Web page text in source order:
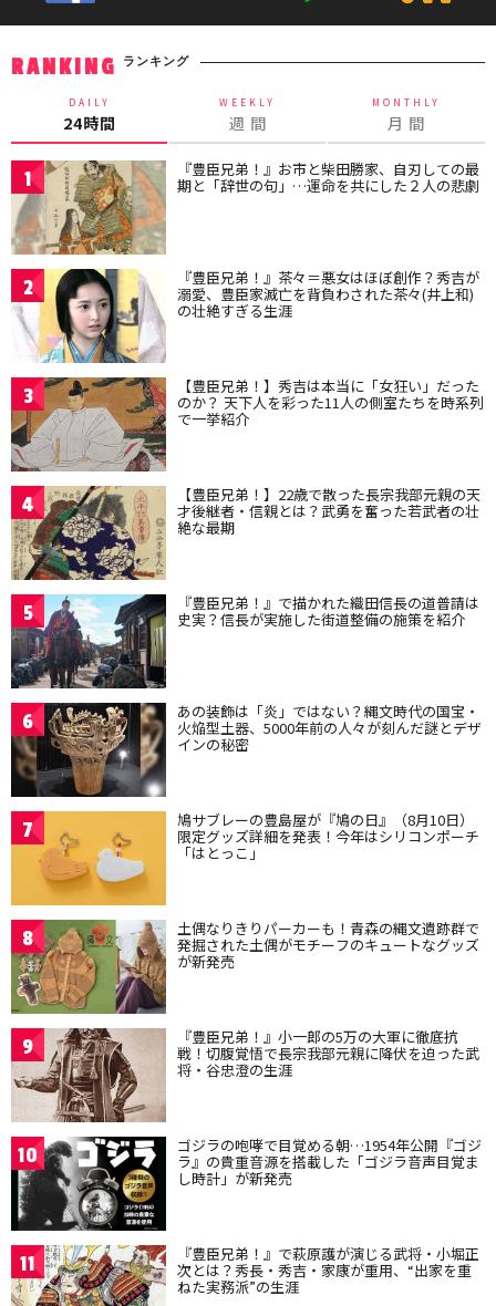
RANKING ランキング
DAILY
24時間
WEEKLY
週 間
MONTHLY
月 間
1 『豊臣兄弟！』お市と柴田勝家、自刃しての最
期と「辞世の句」…運命を共にした２人の悲劇
2 『豊臣兄弟！』茶々＝悪女はほぼ創作？秀吉が
溺愛、豊臣家滅亡を背負わされた茶々(井上和)
の壮絶すぎる生涯
3 【豊臣兄弟！】秀吉は本当に「女狂い」だった
のか？ 天下人を彩った11人の側室たちを時系列
で一挙紹介
4 【豊臣兄弟！】22歳で散った長宗我部元親の天
才後継者・信親とは？武勇を奮った若武者の壮
絶な最期
5 『豊臣兄弟！』で描かれた織田信長の道普請は
史実？信長が実施した街道整備の施策を紹介
6 あの装飾は「炎」ではない？縄文時代の国宝・
火焔型土器、5000年前の人々が刻んだ謎とデザ
インの秘密
7 鳩サブレーの豊島屋が『鳩の日』（8月10日）
限定グッズ詳細を発表！今年はシリコンポーチ
「はとっこ」
8 土偶なりきりパーカーも！青森の縄文遺跡群で
発掘された土偶がモチーフのキュートなグッズ
が新発売
9 『豊臣兄弟！』小一郎の5万の大軍に徹底抗
戦！切腹覚悟で長宗我部元親に降伏を迫った武
将・谷忠澄の生涯
10 ゴジラの咆哮で目覚める朝…1954年公開『ゴジ
ラ』の貴重音源を搭載した「ゴジラ音声目覚ま
し時計」が新発売
11 『豊臣兄弟！』で萩原護が演じる武将・小堀正
次とは？秀長・秀吉・家康が重用、“出家を重
ねた実務派”の生涯